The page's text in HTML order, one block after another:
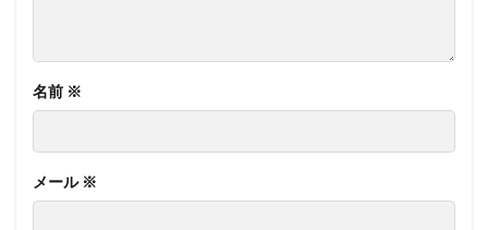
名前 ※
メール ※